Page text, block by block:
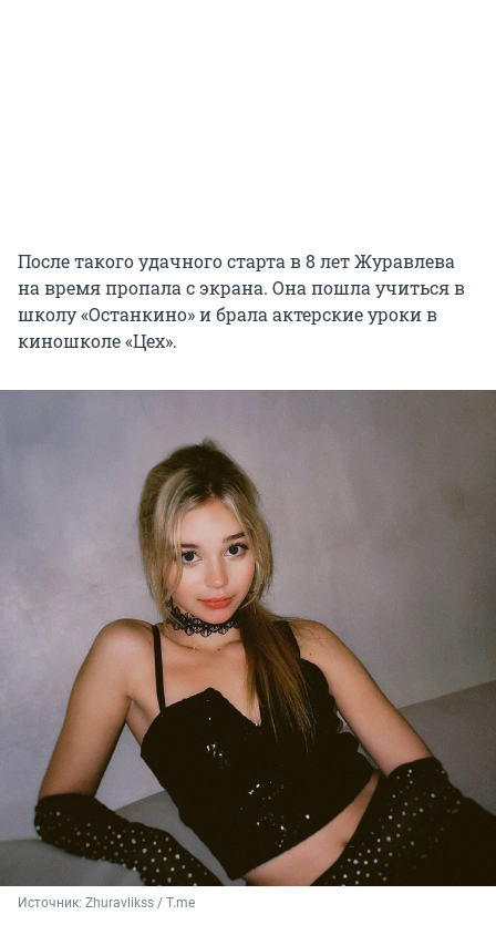
После такого удачного старта в 8 лет Журавлева
на время пропала с экрана. Она пошла учиться в
школу «Останкино» и брала актерские уроки в
киношколе «Цех».
Источник: Zhuravlikss / T.me